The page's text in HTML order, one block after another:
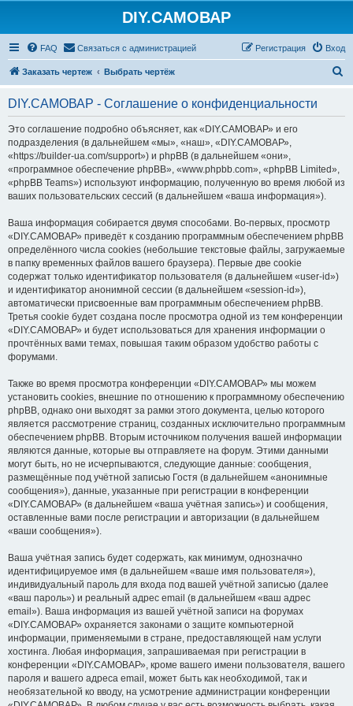
DIY.САМОВАР
FAQ Связаться с администрацией Вход
Регистрация
Заказать чертеж Выбрать чертёж
DIY.САМОВАР - Соглашение о конфиденциальности
Это соглашение подробно объясняет, как «DIY.САМОВАР» и его
подразделения (в дальнейшем «мы», «наш», «DIY.САМОВАР»,
«https://builder-ua.com/support») и phpBB (в дальнейшем «они»,
«программное обеспечение phpBB», «www.phpbb.com», «phpBB Limited»,
«phpBB Teams») используют информацию, полученную во время любой из
ваших пользовательских сессий (в дальнейшем «ваша информация»).
Ваша информация собирается двумя способами. Во-первых, просмотр
«DIY.САМОВАР» приведёт к созданию программным обеспечением phpBB
определённого числа cookies (небольшие текстовые файлы, загружаемые
в папку временных файлов вашего браузера). Первые две cookie
содержат только идентификатор пользователя (в дальнейшем «user-id»)
и идентификатор анонимной сессии (в дальнейшем «session-id»),
автоматически присвоенные вам программным обеспечением phpBB.
Третья cookie будет создана после просмотра одной из тем конференции
«DIY.САМОВАР» и будет использоваться для хранения информации о
прочтённых вами темах, повышая таким образом удобство работы с
форумами.
Также во время просмотра конференции «DIY.САМОВАР» мы можем
установить cookies, внешние по отношению к программному обеспечению
phpBB, однако они выходят за рамки этого документа, целью которого
является рассмотрение страниц, созданных исключительно программным
обеспечением phpBB. Вторым источником получения вашей информации
являются данные, которые вы отправляете на форум. Этими данными
могут быть, но не исчерпываются, следующие данные: сообщения,
размещённые под учётной записью Гостя (в дальнейшем «анонимные
сообщения»), данные, указанные при регистрации в конференции
«DIY.САМОВАР» (в дальнейшем «ваша учётная запись») и сообщения,
оставленные вами после регистрации и авторизации (в дальнейшем
«ваши сообщения»).
Ваша учётная запись будет содержать, как минимум, однозначно
идентифицируемое имя (в дальнейшем «ваше имя пользователя»),
индивидуальный пароль для входа под вашей учётной записью (далее
«ваш пароль») и реальный адрес email (в дальнейшем «ваш адрес
email»). Ваша информация из вашей учётной записи на форумах
«DIY.САМОВАР» охраняется законами о защите компьютерной
информации, применяемыми в стране, предоставляющей нам услуги
хостинга. Любая информация, запрашиваемая при регистрации в
конференции «DIY.САМОВАР», кроме вашего имени пользователя, вашего
пароля и вашего адреса email, может быть как необходимой, так и
необязательной ко вводу, на усмотрение администрации конференции